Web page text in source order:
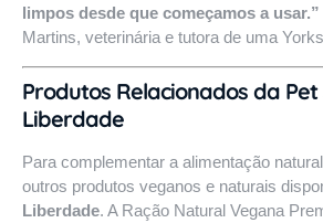
limpos desde que começamos a usar.”
Martins, veterinária e tutora de uma
Produtos Relacionados da Pet
Liberdade
Para complementar a alimentação
outros produtos veganos e naturais
Liberdade. A Ração Natural Vegana